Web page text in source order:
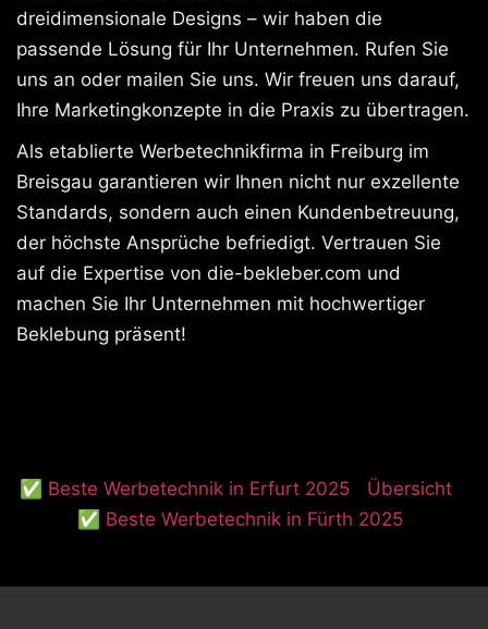
dreidimensionale Designs – wir haben die
passende Lösung für Ihr Unternehmen. Rufen Sie
uns an oder mailen Sie uns. Wir freuen uns darauf,
Ihre Marketingkonzepte in die Praxis zu übertragen.
Als etablierte Werbetechnikfirma in Freiburg im
Breisgau garantieren wir Ihnen nicht nur exzellente
Standards, sondern auch einen Kundenbetreuung,
der höchste Ansprüche befriedigt. Vertrauen Sie
auf die Expertise von die-bekleber.com und
machen Sie Ihr Unternehmen mit hochwertiger
Beklebung präsent!
✅ Beste Werbetechnik in Erfurt 2025
Übersicht
✅ Beste Werbetechnik in Fürth 2025